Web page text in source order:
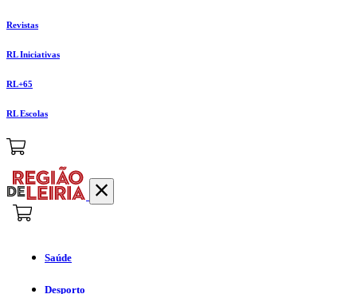
Revistas
RL Iniciativas
RL+65
RL Escolas
Saúde
Desporto